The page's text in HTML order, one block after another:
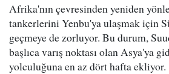
Afrika'nın çevresinden yeniden
tankerlerini Yenbu'ya ulaşmak için
geçmeye de zorluyor. Bu durum,
başlıca varış noktası olan Asya'ya
yolculuğuna en az dört hafta ekliyor.